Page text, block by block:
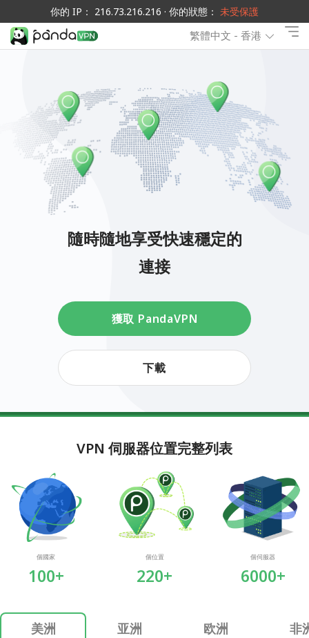
你的 IP： 216.73.216.216 · 你的狀態： 未受保護
繁體中文 - 香港
隨時隨地享受快速穩定的
連接
獲取 PandaVPN
下載
VPN 伺服器位置完整列表
個國家
100+
個位置
220+
個伺服器
6000+
美洲 亚洲 欧洲 非